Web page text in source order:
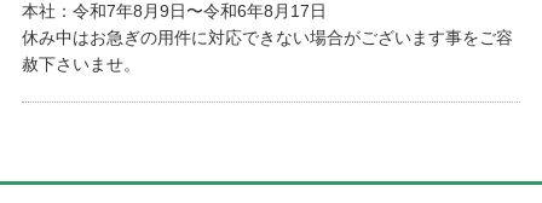
本社：令和7年8月9日〜令和6年8月17日
休み中はお急ぎの用件に対応できない場合がございます事をご容
赦下さいませ。